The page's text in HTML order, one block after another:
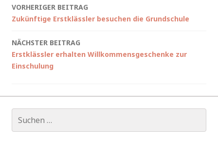
Beitragsnavigation
VORHERIGER BEITRAG
Zukünftige Erstklässler besuchen die Grundschule
NÄCHSTER BEITRAG
Erstklässler erhalten Willkommensgeschenke zur
Einschulung
nach: